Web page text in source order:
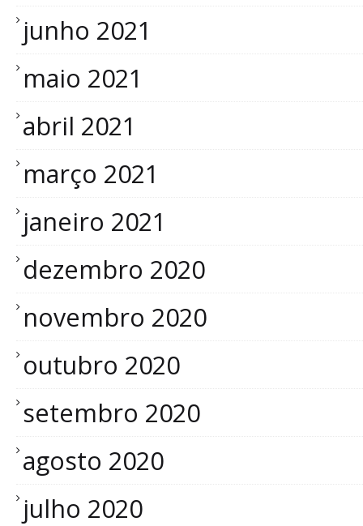
junho 2021
maio 2021
abril 2021
março 2021
janeiro 2021
dezembro 2020
novembro 2020
outubro 2020
setembro 2020
agosto 2020
julho 2020